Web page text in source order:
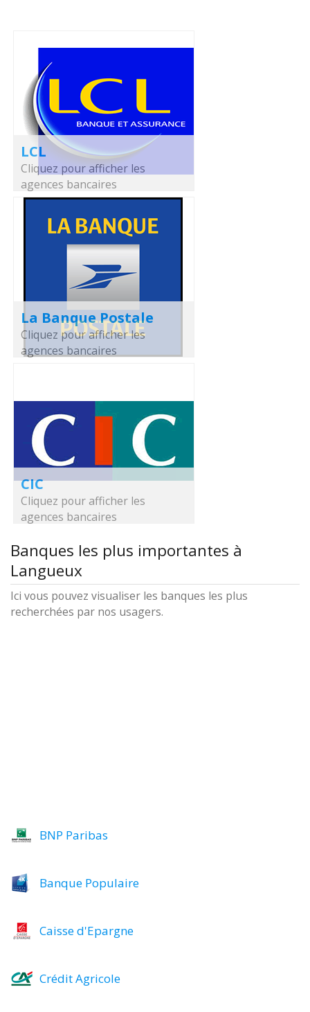
LCL
Cliquez pour afficher les
agences bancaires
La Banque Postale
Cliquez pour afficher les
agences bancaires
CIC
Cliquez pour afficher les
agences bancaires
Banques les plus importantes à
Langueux
Ici vous pouvez visualiser les banques les plus
recherchées par nos usagers.
BNP Paribas
Banque Populaire
Caisse d'Epargne
Crédit Agricole